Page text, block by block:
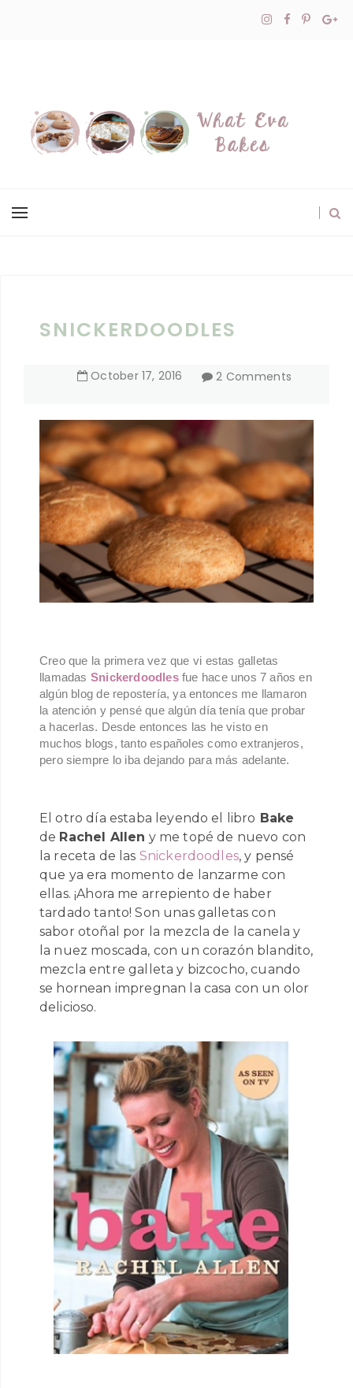
SNICKERDOODLES
October 17, 2016 2 Comments
Creo que la primera vez que vi estas galletas
llamadas Snickerdoodlesfue hace unos 7 años en
algún blog de repostería, ya entonces me llamaron
la atención y pensé que algún día tenía que probar
a hacerlas. Desde entonces las he visto en
muchos blogs, tanto españoles como extranjeros,
pero siempre lo iba dejando para más adelante.
El otro día estaba leyendo el libro Bake
de Rachel Allen y me topé de nuevo con
la receta de las Snickerdoodles, y pensé
que ya era momento de lanzarme con
ellas. ¡Ahora me arrepiento de haber
tardado tanto! Son unas galletas con
sabor otoñal por la mezcla de la canela y
la nuez moscada, con un corazón blandito,
mezcla entre galleta y bizcocho, cuando
se hornean impregnan la casa con un olor
delicioso.